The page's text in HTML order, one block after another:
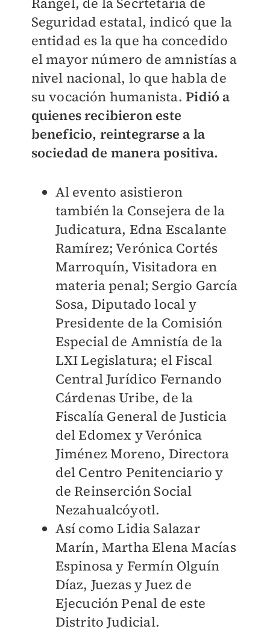
Seguridad estatal, indicó que la
entidad es la que ha concedido
el mayor número de amnistías a
nivel nacional, lo que habla de
su vocación humanista.Pidió a
quienes recibieron este
beneficio, reintegrarse a la
sociedad de manera positiva.
Al evento asistieron
también la Consejera de la
Judicatura, Edna Escalante
Ramírez; Verónica Cortés
Marroquín, Visitadora en
materia penal; Sergio García
Sosa, Diputado local y
Presidente de la Comisión
Especial de Amnistía de la
LXI Legislatura; el Fiscal
Central Jurídico Fernando
Cárdenas Uribe, de la
Fiscalía General de Justicia
del Edomex y Verónica
Jiménez Moreno, Directora
del Centro Penitenciario y
de Reinserción Social
Nezahualcóyotl.
Así como Lidia Salazar
Marín, Martha Elena Macías
Espinosa y Fermín Olguín
Díaz, Juezas y Juez de
Ejecución Penal de este
Distrito Judicial.